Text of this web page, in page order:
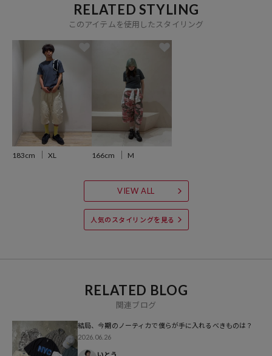
また、タイトなサイズ感を活かしたインナー使いもおすすめの、様々
なシーンで使える1着となっています。
※掲載画像の商品の色味は、屋外や屋内の光の照射や角度により実物
と色味が異なる場合がございます。
また表示のサイズ感と実物は若干異なる場合もございますので、予め
ご了承ください。
※着用、お取り扱いの際は、商品についている品質表示とアテンショ
ンタグを必ずご確認下さい。
【NAUTICA / ノーティカ】
1983年、ニューヨークで誕生したクロージングブランド。
ラッパーやダンサー、スケーターたちのアクティブウェアとしても支
持を集め、現代のライフスタイルに適したデイリーウエアを提案して
います。
RELATED STYLING
このアイテムを使用したスタイリング
183cm XL 166cm M
VIEW ALL
人気のスタイリングを見る
RELATED BLOG
関連ブログ
結局、今期のノーティカで僕らが手に入れるべきものは？
2026.06.26